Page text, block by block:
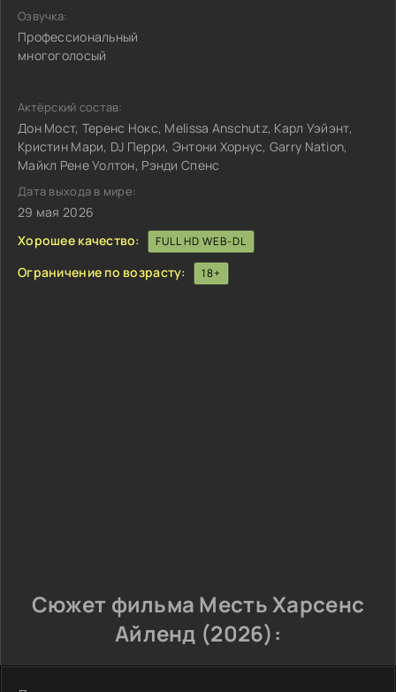
Озвучка:
Профессиональный
многоголосый
Актёрский состав:
Дон Мост, Теренс Нокс, Melissa Anschutz, Карл Уэйэнт,
Кристин Мари, DJ Перри, Энтони Хорнус, Garry Nation,
Майкл Рене Уолтон, Рэнди Спенс
Дата выхода в мире:
29 мая 2026
Хорошее качество:
FULL HD WEB-DL
Ограничение по возрасту: 18+
Сюжет фильма Месть Харсенс
Айленд (2026):